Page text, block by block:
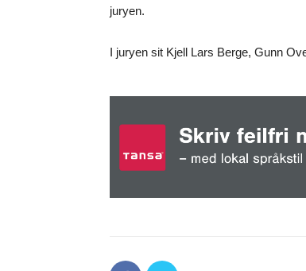
juryen.
I juryen sit Kjell Lars Berge, Gunn